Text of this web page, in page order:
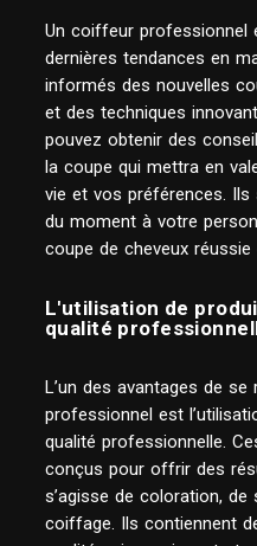
Un coiffeur professionnel
dernières tendances en
informés des nouvelles
et des techniques
pouvez obtenir des
la coupe qui mettra en
vie et vos préférences. Ils
du moment à votre
coupe de cheveux réussie
L'utilisation de
qualité
L’un des avantages de
professionnel est
qualité professionnelle.
conçus pour offrir des
s’agisse de coloration,
coiffage. Ils contiennent